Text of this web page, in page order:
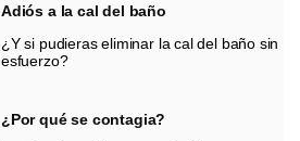
Adiós a la cal del baño
¿Y si pudieras eliminar la cal del baño sin
esfuerzo?
¿Por qué se contagia?